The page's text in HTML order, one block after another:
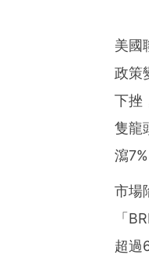
美國
政策
下挫
隻龍
瀉
市場
「
超過